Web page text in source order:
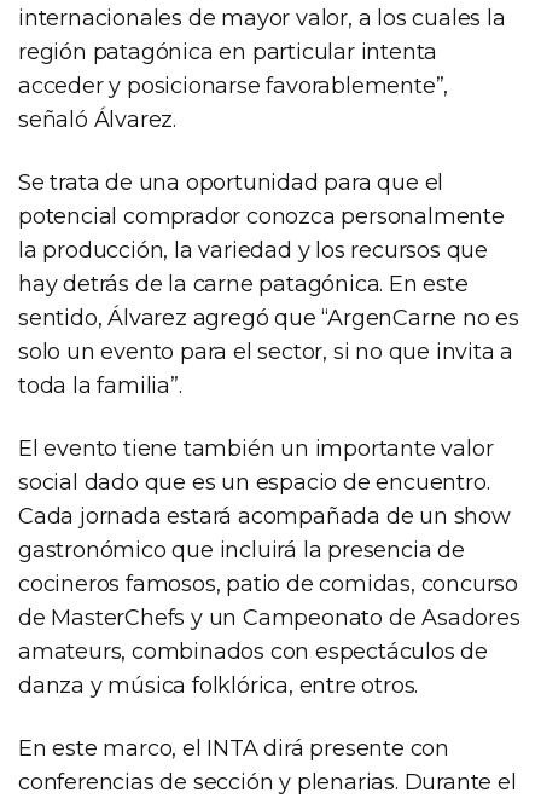
internacionales de mayor valor, a los cuales la
región patagónica en particular intenta
acceder y posicionarse favorablemente”,
señaló Álvarez.
Se trata de una oportunidad para que el
potencial comprador conozca personalmente
la producción, la variedad y los recursos que
hay detrás de la carne patagónica. En este
sentido, Álvarez agregó que “ArgenCarne no es
solo un evento para el sector, si no que invita a
toda la familia”.
El evento tiene también un importante valor
social dado que es un espacio de encuentro.
Cada jornada estará acompañada de un show
gastronómico que incluirá la presencia de
cocineros famosos, patio de comidas, concurso
de MasterChefs y un Campeonato de Asadores
amateurs, combinados con espectáculos de
danza y música folklórica, entre otros.
En este marco, el INTA dirá presente con
conferencias de sección y plenarias. Durante el